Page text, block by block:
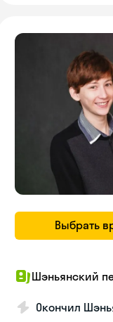
Выбрать
Шэньянский
Окончил